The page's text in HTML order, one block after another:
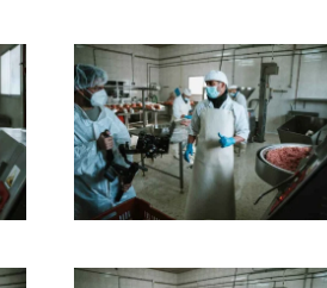
Ampliar